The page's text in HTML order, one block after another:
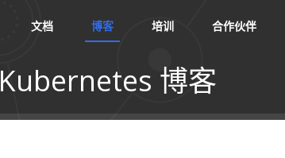
文档 博客 培训 合作伙伴
Kubernetes 博客